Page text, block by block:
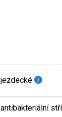
jezdecké
antibakteriální